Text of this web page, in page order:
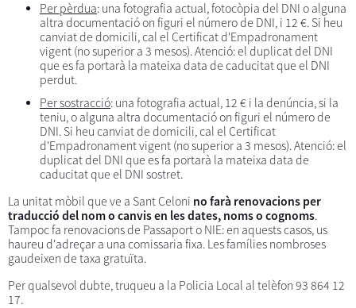
Per pèrdua: una fotografia actual, fotocòpia del DNI o alguna
altra documentació on figuri el número de DNI, i 12 €. Si heu
canviat de domicili, cal el Certificat d'Empadronament
vigent (no superior a 3 mesos). Atenció: el duplicat del DNI
que es fa portarà la mateixa data de caducitat que el DNI
perdut.
Per sostracció: una fotografia actual, 12 € i la denúncia, si la
teniu, o alguna altra documentació on figuri el número de
DNI. Si heu canviat de domicili, cal el Certificat
d'Empadronament vigent (no superior a 3 mesos). Atenció: el
duplicat del DNI que es fa portarà la mateixa data de
caducitat que el DNI sostret.
La unitat mòbil que ve a Sant Celoni no farà renovacions per
traducció del nom o canvis en les dates, noms o cognoms.
Tampoc fa renovacions de Passaport o NIE: en aquests casos, us
haureu d'adreçar a una comissaria fixa. Les famílies nombroses
gaudeixen de taxa gratuïta.
Per qualsevol dubte, truqueu a la Policia Local al telèfon 93 864 12
17.